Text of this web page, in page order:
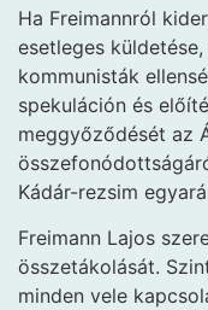
Ha Freimannról
esetleges
kommunisták
spekuláción és
meggyőződését az
Kádár-rezsim
Freimann Lajos
összetákolását.
minden vele